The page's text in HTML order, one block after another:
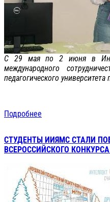
С 29 мая по 2 июня в
международного
педагогического
Подробнее
СТУДЕНТЫ ИИЯМС СТАЛИ
ВСЕРОССИЙСКОГО